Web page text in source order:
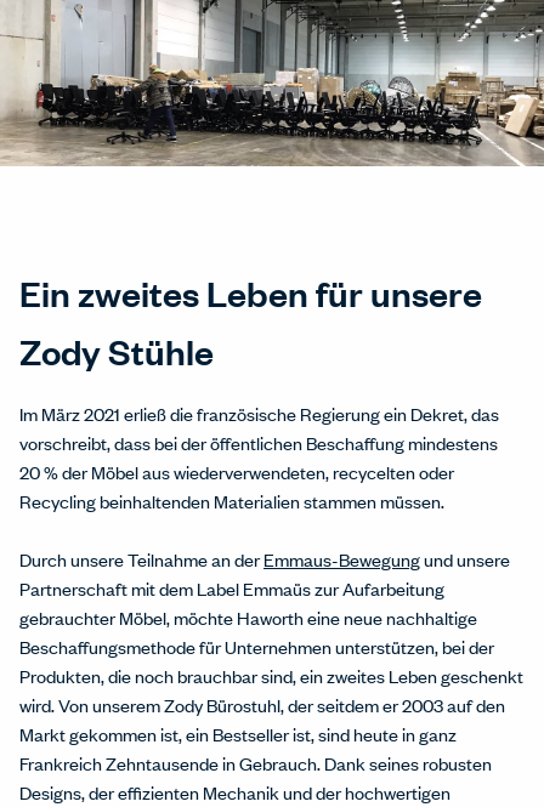
Ein zweites Leben für unsere
Zody Stühle
Im März 2021 erließ die französische Regierung ein Dekret, das
vorschreibt, dass bei der öffentlichen Beschaffung mindestens
20 % der Möbel aus wiederverwendeten, recycelten oder
Recycling beinhaltenden Materialien stammen müssen.
Durch unsere Teilnahme an derEmmaus-Bewegungund unsere
Partnerschaft mit dem Label Emmaüs zur Aufarbeitung
gebrauchter Möbel, möchte Haworth eine neue nachhaltige
Beschaffungsmethode für Unternehmen unterstützen, bei der
Produkten, die noch brauchbar sind, ein zweites Leben geschenkt
wird. Von unserem Zody Bürostuhl, der seitdem er 2003 auf den
Markt gekommen ist, ein Bestseller ist, sind heute in ganz
Frankreich Zehntausende in Gebrauch. Dank seines robusten
Designs, der effizienten Mechanik und der hochwertigen